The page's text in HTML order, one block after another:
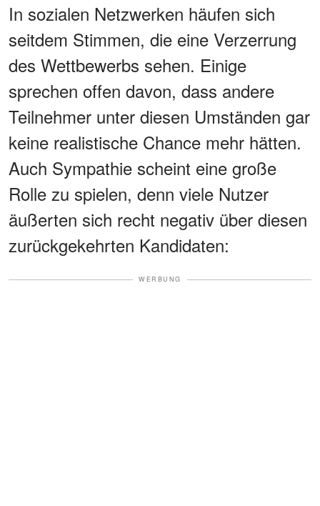
In sozialen Netzwerken häufen sich
seitdem Stimmen, die eine Verzerrung
des Wettbewerbs sehen. Einige
sprechen offen davon, dass andere
Teilnehmer unter diesen Umständen gar
keine realistische Chance mehr hätten.
Auch Sympathie scheint eine große
Rolle zu spielen, denn viele Nutzer
äußerten sich recht negativ über diesen
zurückgekehrten Kandidaten:
WERBUNG